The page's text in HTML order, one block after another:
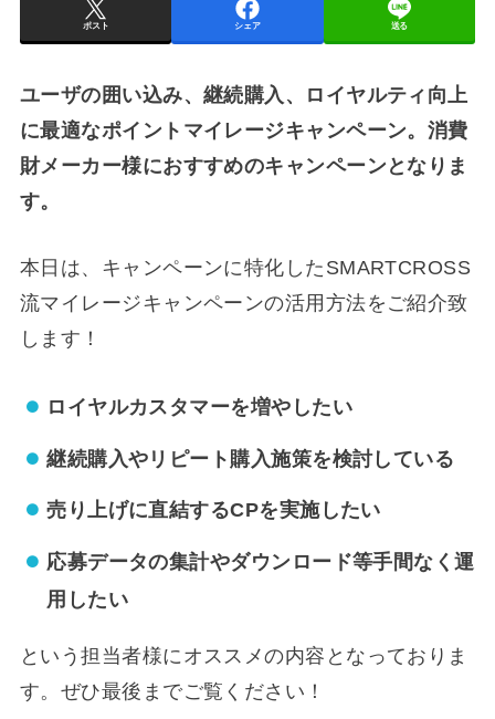
ポスト シェア 送る
ユーザの囲い込み、継続購入、ロイヤルティ向上
に最適なポイントマイレージキャンペーン。消費
財メーカー様におすすめのキャンペーンとなりま
す。
本日は、キャンペーンに特化したSMARTCROSS
流マイレージキャンペーンの活用方法をご紹介致
します！
ロイヤルカスタマーを増やしたい
継続購入やリピート購入施策を検討している
売り上げに直結するCPを実施したい
応募データの集計やダウンロード等手間なく運
用したい
という担当者様にオススメの内容となっておりま
す。ぜひ最後までご覧ください！